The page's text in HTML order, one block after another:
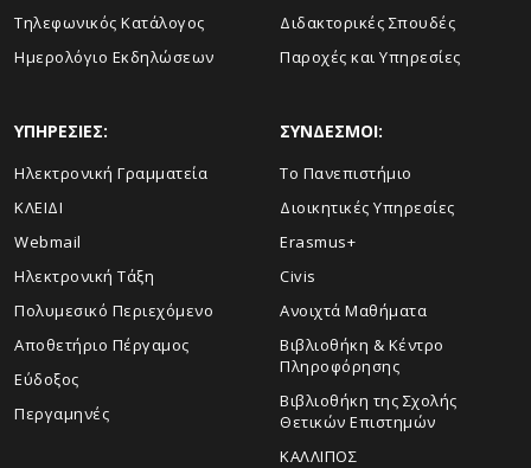
Τηλεφωνικός Κατάλογος
Ημερολόγιο Εκδηλώσεων
Διδακτορικές Σπουδές
Παροχές και Υπηρεσίες
ΥΠΗΡΕΣΙΕΣ:
Ηλεκτρονική Γραμματεία
ΚΛΕΙΔΙ
Webmail
Ηλεκτρονική Τάξη
Πολυμεσικό Περιεχόμενο
Αποθετήριο Πέργαμος
Εύδοξος
Περγαμηνές
ΣΥΝΔΕΣΜΟΙ:
Το Πανεπιστήμιο
Διοικητικές Υπηρεσίες
Erasmus+
Civis
Ανοιχτά Μαθήματα
Βιβλιοθήκη & Κέντρο
Πληροφόρησης
Βιβλιοθήκη της Σχολής
Θετικών Επιστημών
ΚΑΛΛΙΠΟΣ